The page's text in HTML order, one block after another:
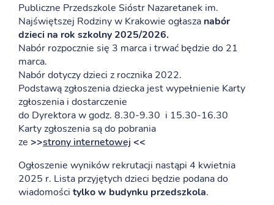
Publiczne Przedszkole Sióstr Nazaretanek im.
Najświętszej Rodziny w Krakowie ogłasza nabór
dzieci na rok szkolny 2025/2026.
Nabór rozpocznie się 3 marca i trwać będzie do 21
marca.
Nabór dotyczy dzieci z rocznika 2022.
Podstawą zgłoszenia dziecka jest wypełnienie Karty
zgłoszenia i dostarczenie
do Dyrektora w godz. 8.30-9.30 i 15.30-16.30
Karty zgłoszenia są do pobrania
ze >>strony internetowej <<
Ogłoszenie wyników rekrutacji nastąpi 4 kwietnia
2025 r. Lista przyjętych dzieci będzie podana do
wiadomości tylko w budynku przedszkola.